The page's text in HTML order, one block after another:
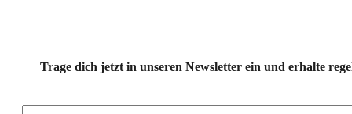
Trage dich jetzt in unseren Newsletter ein und erhalte